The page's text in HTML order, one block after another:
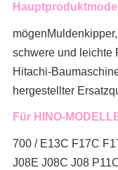
mögen
schwere und leichte
Hitachi-
hergestellter
Für HINO-
700 / E13C F17C
J08E J08C J08